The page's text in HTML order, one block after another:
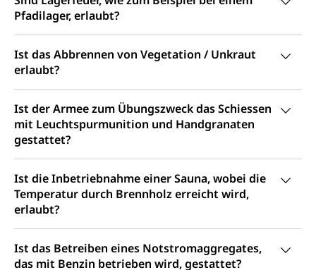
Pfadilager, erlaubt?
Ist das Abbrennen von Vegetation / Unkraut
erlaubt?
Ist der Armee zum Übungszweck das Schiessen
mit Leuchtspurmunition und Handgranaten
gestattet?
Ist die Inbetriebnahme einer Sauna, wobei die
Temperatur durch Brennholz erreicht wird,
erlaubt?
Ist das Betreiben eines Notstromaggregates,
das mit Benzin betrieben wird, gestattet?
Fahrzeugausweis)
Geburtsurkunde, Geburtsschein, Geburtsanzeige
Familienzulagen (WAS Luzern)
Schwangerschaft / Geburt (gruezi.lu.ch)
Kinder und Jugendliche
Mündigkeit, Kindesschutz, Jugendschutz
Kinder- und Jugendförderung
Psychische Gesundheit
IV für Kinder und Jugendliche (WAS Luzern)
Pflege / Pflegeheim
Hauspflege, spitalexterne Pflege, Spitex
Betreuende Angehörige
Pflegeheimliste und freie Pflegeplätze
Betreuung von Angehörigen (WAS Luzern)
Kirche, Gottesdienst, Seelsorge,
Religionsgemeinschaft
Religionsvielfalt Im Kanton Luzern (unilu)
Religion (gruezi.lu.ch)
Sport
Freizeitaktivitäten, Schulsport, Spitzensport,